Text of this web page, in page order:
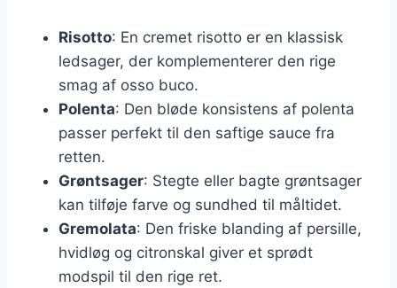
Risotto: En cremet risotto er en klassisk
ledsager, der komplementerer den rige
smag af osso buco.
Polenta: Den bløde konsistens af polenta
passer perfekt til den saftige sauce fra
retten.
Grøntsager: Stegte eller bagte grøntsager
kan tilføje farve og sundhed til måltidet.
Gremolata: Den friske blanding af persille,
hvidløg og citronskal giver et sprødt
modspil til den rige ret.